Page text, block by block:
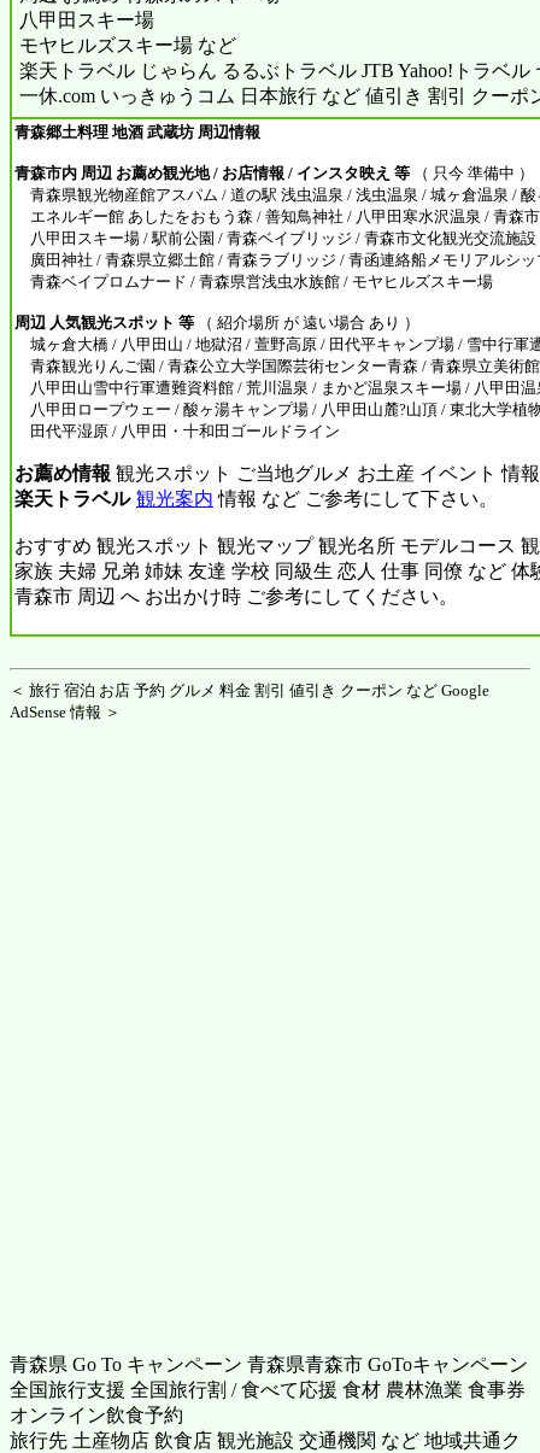
八甲田スキー場
モヤヒルズスキー場 など
楽天トラベル じゃらん るるぶトラベル JTB Yahoo!トラベル
一休.com いっきゅうコム 日本旅行 など 値引き 割引 クーポ
青森郷土料理 地酒 武蔵坊 周辺情報
青森市内 周辺 お薦め観光地 / お店情報 / インスタ映え 等 （ 只今 準備中 ）
青森県観光物産館アスパム / 道の駅 浅虫温泉 / 浅虫温泉 / 城ヶ倉温泉 /
エネルギー館 あしたをおもう森 / 善知鳥神社 / 八甲田寒水沢温泉 / 青森
八甲田スキー場 / 駅前公園 / 青森ベイブリッジ / 青森市文化観光交流施
廣田神社 / 青森県立郷土館 / 青森ラブリッジ / 青函連絡船メモリアルシ
青森ベイプロムナード / 青森県営浅虫水族館 / モヤヒルズスキー場
周辺 人気観光スポット 等 （ 紹介場所 が 遠い場合 あり ）
城ヶ倉大橋 / 八甲田山 / 地獄沼 / 萱野高原 / 田代平キャンプ場 / 雪中行軍
青森観光りんご園 / 青森公立大学国際芸術センター青森 / 青森県立美術
八甲田山雪中行軍遭難資料館 / 荒川温泉 / まかど温泉スキー場 / 八甲田
八甲田ロープウェー / 酸ヶ湯キャンプ場 / 八甲田山麓?山頂 / 東北大学植
田代平湿原 / 八甲田・十和田ゴールドライン
お薦め情報 観光スポット ご当地グルメ お土産 イベント 情
楽天トラベル 観光案内 情報 など ご参考にして下さい。
おすすめ 観光スポット 観光マップ 観光名所 モデルコース
家族 夫婦 兄弟 姉妹 友達 学校 同級生 恋人 仕事 同僚 など 体
青森市 周辺 へ お出かけ時 ご参考にしてください。
＜ 旅行 宿泊 お店 予約 グルメ 料金 割引 値引き クーポン など Google
AdSense 情報 ＞
青森県 Go To キャンペーン 青森県青森市 GoToキャンペーン
全国旅行支援 全国旅行割 / 食べて応援 食材 農林漁業 食事券
オンライン飲食予約
旅行先 土産物店 飲食店 観光施設 交通機関 など 地域共通ク